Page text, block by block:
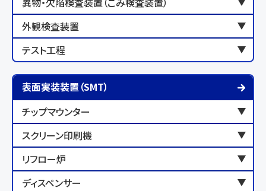
外観検査装置
テスト工程
表面実装装置（SMT）
チップマウンター
スクリーン印刷機
リフロー炉
ディスペンサー